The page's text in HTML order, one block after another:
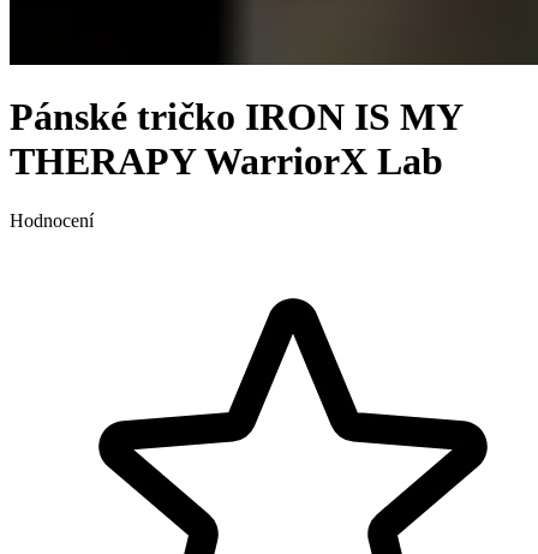
Pánské tričko IRON IS MY
THERAPY WarriorX Lab
Hodnocení